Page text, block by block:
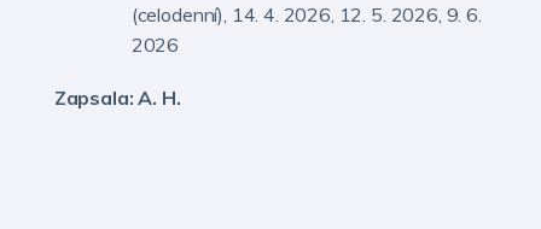
(celodenní), 14. 4. 2026, 12. 5. 2026, 9. 6.
2026
Zapsala: A. H.